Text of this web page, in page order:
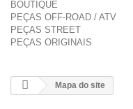
BOUTIQUE
PEÇAS OFF-ROAD / ATV
PEÇAS STREET
PEÇAS ORIGINAIS
Mapa do site